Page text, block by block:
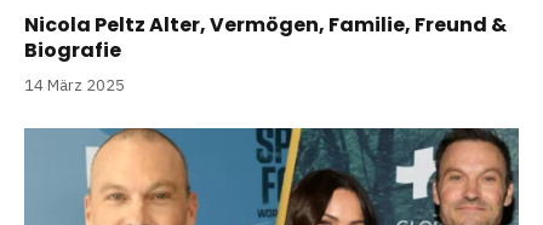
Nicola Peltz Alter, Vermögen, Familie, Freund &
Biografie
14 März 2025